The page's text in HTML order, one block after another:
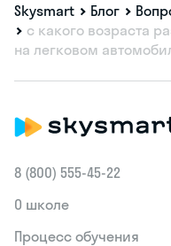
Skysmart Блог
с какого возраста
на легковом
8 (800) 555‑45-22
О школе
Процесс обучения